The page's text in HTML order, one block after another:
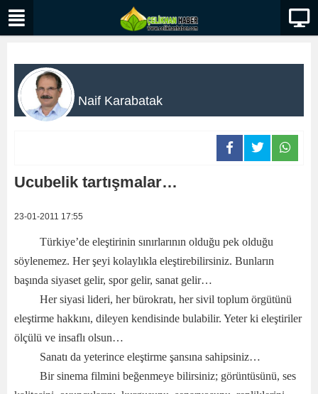
Naif Karabatak
Ucubelik tartışmalar…
23-01-2011 17:55
Türkiye’de eleştirinin sınırlarının olduğu pek olduğu
söylenemez. Her şeyi kolaylıkla eleştirebilirsiniz. Bunların
başında siyaset gelir, spor gelir, sanat gelir…
Her siyasi lideri, her bürokratı, her sivil toplum örgütünü
eleştirme hakkını, dileyen kendisinde bulabilir. Yeter ki eleştiriler
ölçülü ve insaflı olsun…
Sanatı da yeterince eleştirme şansına sahipsiniz…
Bir sinema filmini beğenmeye bilirsiniz; görüntüsünü, ses